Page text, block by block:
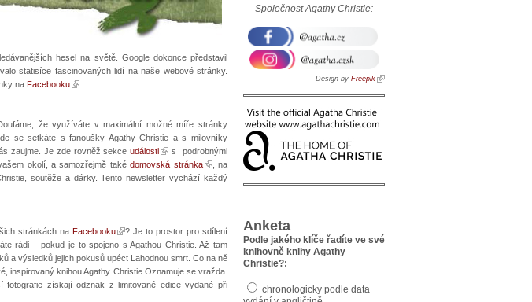
hesel na světě. Google dokonce představil
statisíce fascinovaných lidí na naše webové stránky.
na Facebooku
že využíváte v maximální možné míře stránky
se setkáte s fanoušky Agathy Christie a s milovníky
zaujme. Je zde rovněž sekceudálosti
s podrobnými
okolí, a samozřejmě takédomovská stránka
, na
soutěže a dárky. Tento newsletter vychází každý
stránkách naFacebooku
? Je to prostor pro sdílení
rádi – pokud je to spojeno s Agathou Christie. Až tam
a výsledků jejich pokusů upéct Lahodnou smrt. Co na ně
inspirovaný knihou Agathy Christie Oznamuje se vražda.
fotografie získají odznak z limitované edice vydané při
Společnost Agathy Christie:
Design by Freepik
Anketa
Podle jakého klíče řadíte ve své
knihovně knihy Agathy
Christie?:
chronologicky podle data